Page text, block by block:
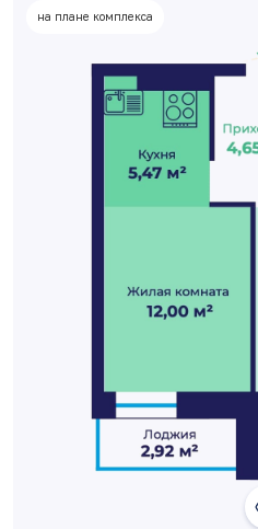
на плане комплекса